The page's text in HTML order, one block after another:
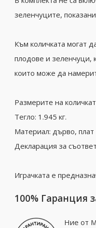
зеленчуците,
Към количката могат
плодове и зеленчуци,
които може да
Размерите на
Тегло: 1.945 кг.
Материал: дърво, плат
Декларация за
Играчката е
100% Гаранция
Ние от